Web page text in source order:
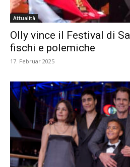
Attualità
Olly vince il Festival di
fischi e polemiche
17. Februar 2025